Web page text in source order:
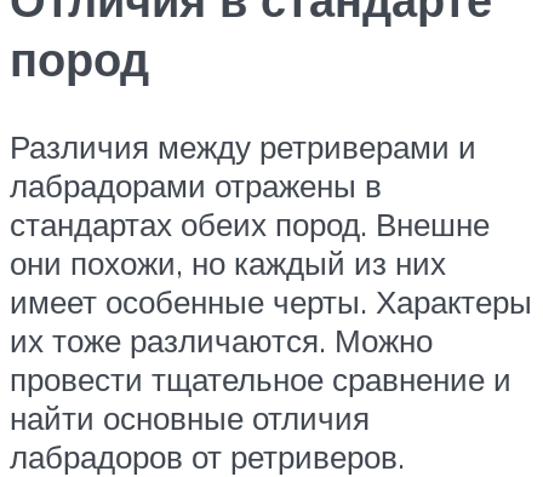
пород
Различия между ретриверами и
лабрадорами отражены в
стандартах обеих пород. Внешне
они похожи, но каждый из них
имеет особенные черты. Характеры
их тоже различаются. Можно
провести тщательное сравнение и
найти основные отличия
лабрадоров от ретриверов.